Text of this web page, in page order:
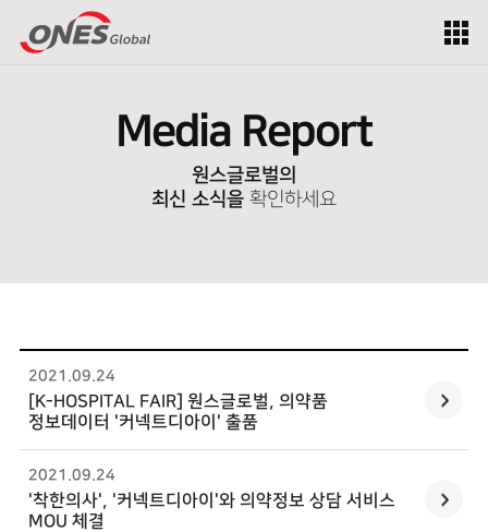
Media Report
원스글로벌의
최신 소식을 확인하세요
.24
2021.09
[K-HOSPITAL FAIR]원스글로벌, 의약품
정보데이터 '커넥트디아이' 출품
.24
2021.09
'착한의사', '커넥트디아이'와 의약정보 상담 서비스
MOU 체결